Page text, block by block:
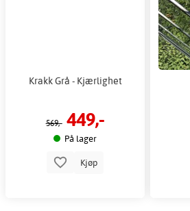
Krakk Grå - Kjærlighet
569,- 449,-
På lager
Kjøp